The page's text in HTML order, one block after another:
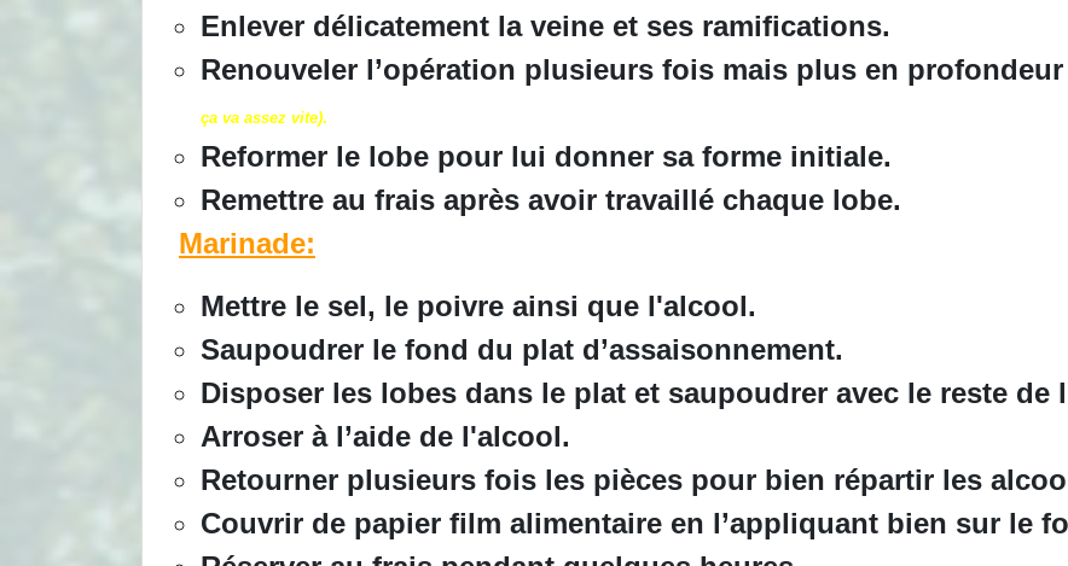
Enlever délicatement la veine et ses ramifications.
Renouveler l’opération plusieurs fois mais plus en
ça va assez vite).
Reformer le lobe pour lui donner sa forme initiale.
Remettre au frais après avoir travaillé chaque lobe.
Marinade:
Mettre le sel, le poivre ainsi que l'alcool.
Saupoudrer le fond du plat d’assaisonnement.
Disposer les lobes dans le plat et saupoudrer avec le reste de
Arroser à l’aide de l'alcool.
Retourner plusieurs fois les pièces pour bien répartir les
Couvrir de papier film alimentaire en l’appliquant bien sur le